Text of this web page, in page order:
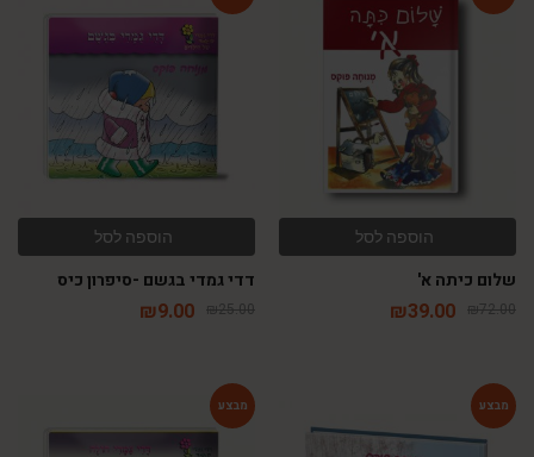
הוספה לסל
שלום כיתה א'
₪72.00
₪39.00
הוספה לסל
דדי גמדי בגשם -סיפרון כיס
₪25.00
₪9.00